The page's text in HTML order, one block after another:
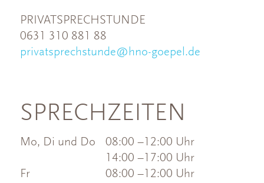
PRIVATSPRECHSTUNDE
0631 310 881 88
privatsprechstunde@hno-goepel.de
SPRECHZEITEN
Mo, Di und Do
08:00 –12:00 Uhr
14:00 –17:00 Uhr
Fr
08:00 –12:00 Uhr